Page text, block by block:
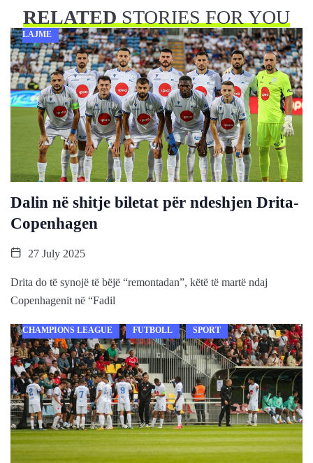
RELATEDSTORIES FOR YOU
LAJME
Dalin në shitje biletat për ndeshjen Drita-
Copenhagen
27 July 2025
Drita do të synojë të bëjë “remontadan”, këtë të martë ndaj
Copenhagenit në “Fadil
CHAMPIONS LEAGUE FUTBOLL SPORT